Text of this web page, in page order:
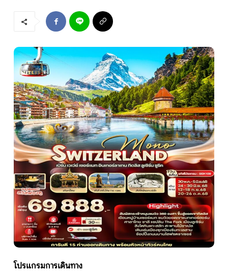
บริษัทเบสเฟรนด์ ฮอลิเดย์
เส้นทางที่ต้องการ
หน้าแรก
ทัวร์ต่างประเทศ
จัดกรุ๊ปต่างประเทศ
โปรไฟไหม้
โปรแกรมการเดินทาง